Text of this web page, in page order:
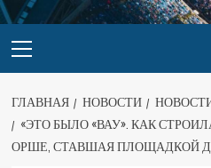
ГЛАВНАЯ НОВОСТИ
«ЭТО БЫЛО «ВАУ». КАК
ОРШЕ, СТАВШАЯ ПЛОЩАДКОЙ